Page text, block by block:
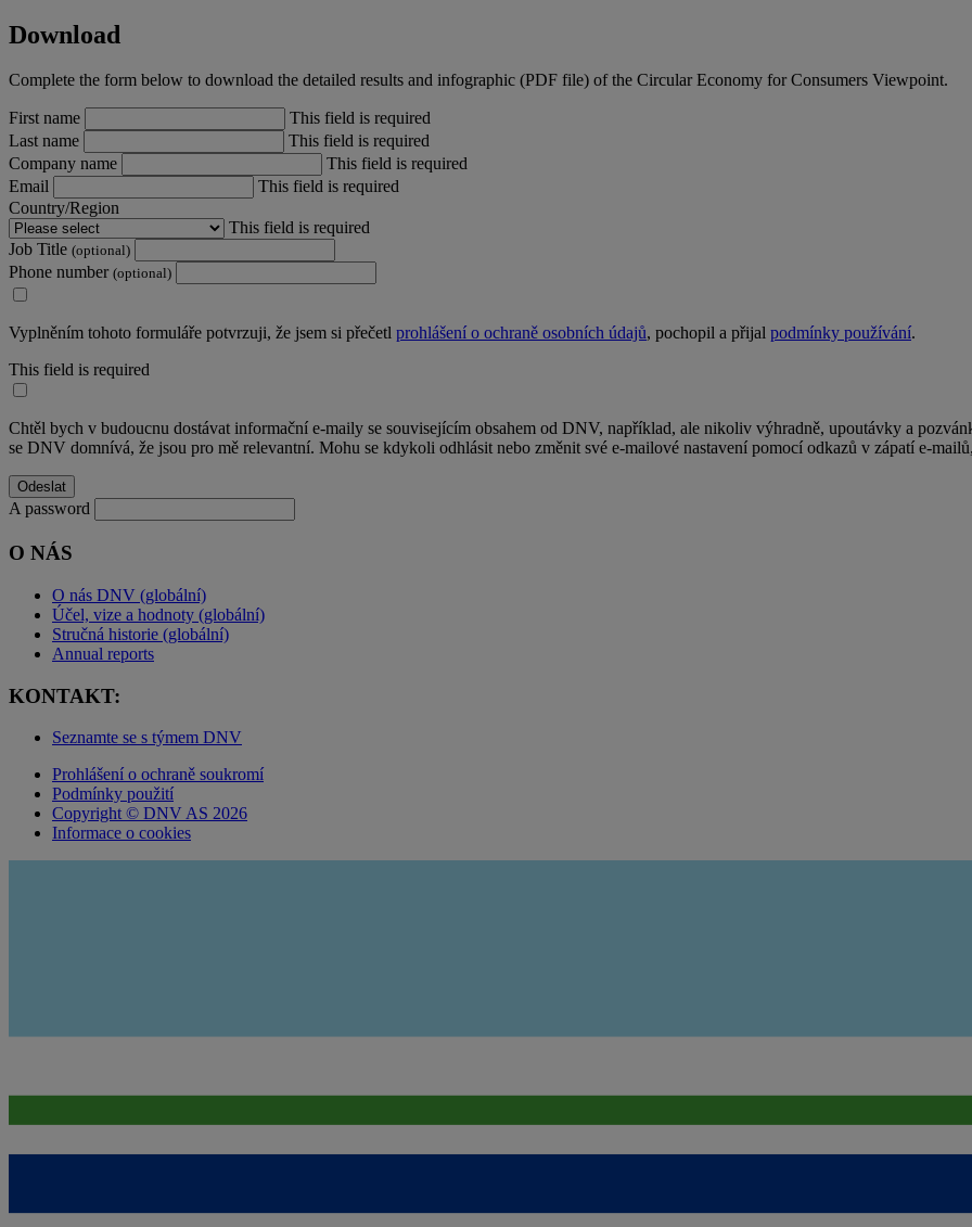
Download
Complete the form below to download the detailed results and infographic (PDF file) of the Circular Economy for Consumers Viewpoint.
First name
This field is required
Last name
This field is required
Company name
This field is required
Email
This field is required
Country/Region
This field is required
Job Title (optional)
Phone number (optional)
Vyplněním tohoto formuláře potvrzuji, že jsem si přečetl prohlášení o ochraně osobních údajů, pochopil a přijal podmínky používání.
This field is required
Chtěl bych v budoucnu dostávat informační e-maily se souvisejícím obsahem od DNV, například, ale nikoliv výhradně, upoutávky a
se DNV domnívá, že jsou pro mě relevantní. Mohu se kdykoli odhlásit nebo změnit své e-mailové nastavení pomocí odkazů v zápatí e-
A password
O NÁS
O nás DNV (globální)
Účel, vize a hodnoty (globální)
Stručná historie (globální)
Annual reports
KONTAKT:
Seznamte se s týmem DNV
Prohlášení o ochraně soukromí
Podmínky použití
Copyright © DNV AS 2026
Informace o cookies